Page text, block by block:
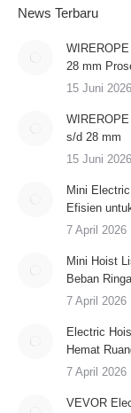
News Terbaru
28 mm
15 Juni 2026
s/d 28 mm
15 Juni 2026
Mini
Efisien
7 April 2026
Mini Hoist
Beban
7 April 2026
Electric
Hemat
7 April 2026
VEVOR